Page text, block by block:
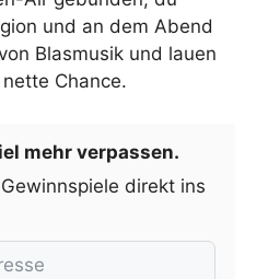
und an dem Abend
Blasmusik und lauen
Chance.
mehr verpassen.
direkt ins